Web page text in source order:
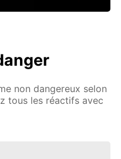
non dangereux selon
tous les réactifs avec